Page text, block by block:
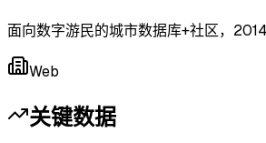
面向数字游民的城市数据库+社区，
Web
关键数据